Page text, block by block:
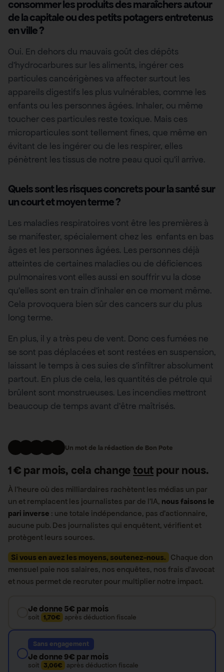
consommer les produits des maraîchers autour
de la capitale ou des petits potagers entretenus
en ville ?
Oui. En dehors du mauvais goût des dépôts
d’hydrocarbures sur les aliments, ingérer ces
particules cancérigènes va affecter surtout les
appareils digestifs les plus vulnérables, comme les
enfants ou les personnes âgées. Inhaler, ou même
toucher ces particules reste toxique. Mais ces
microparticules sont tellement fines, que même en
évitant de les ingérer ou de les respirer, elles
pénètrent les tissus de notre peau quoi qu’il arrive.
Quels sont les risques concrets pour la santé sur
un court et moyen terme ?
Les maladies respiratoires vont être les premières à
se manifester, spécialement chez les enfants en bas
âges et les personnes âgées. Les personnes déjà
atteintes de certaines maladies ou de déficiences
pulmonaires vont elles aussi en souffrir vu la dose
qu’elles sont en train d’inhaler en ce moment même.
Cela provoquera bien sûr des cancers sur du plus
long terme.
En plus, il y a très peu de vent. Donc ces fumées ne
se sont pas déplacées et sont restées en suspension,
laissant le temps à ces suies de s’infiltrer absolument
partout. En plus de cela, les quantités de pétrole qui
brûlent sont monstrueuses. Les incendies mettront
beaucoup de temps avant d’être maîtrisés.
Un mot de la rédaction de Bon Pote
1 € par mois, cela changetout pour nous.
À l’heure où des milliardaires rachètent les médias un par
un et remplacent les journalistes par de l’IA, nous faisons le
pari inverse : une totale indépendance, pas d’actionnaire,
aucune pub. Des journalistes qui enquêtent, vérifient et
protègent leurs sources.
Si vous en avez les moyens, soutenez-nous. Chaque don
mensuel paie nos salaires, nos enquêtes, nos frais d’avocat
et nous permet de recruter pour multiplier notre impact.
Je donne 5€ par mois
soit 1,70€ après déduction fiscale
Sans engagement
Je donne 9€ par mois
soit 3,06€ après déduction fiscale